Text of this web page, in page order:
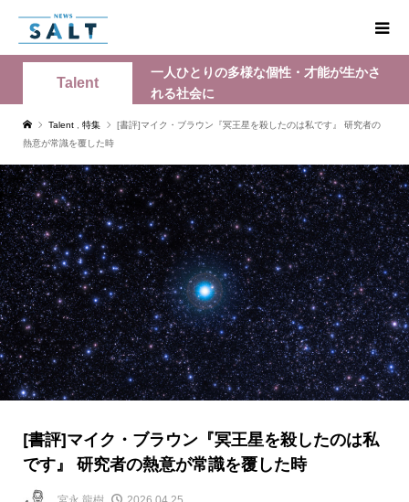
Talent
一人ひとりの多様な個性・才能が生かさ
れる社会に
Talent 特集
[書評]マイク・ブラウン『冥王星を殺したのは私です』 研究者の
熱意が常識を覆した時
[書評]マイク・ブラウン『冥王星を殺したのは私
です』 研究者の熱意が常識を覆した時